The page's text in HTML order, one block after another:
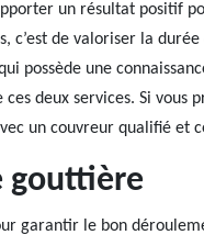
un résultat positif
c’est de valoriser la
possède une
deux services. Si vous
un couvreur qualifié et
gouttière
garantir le bon